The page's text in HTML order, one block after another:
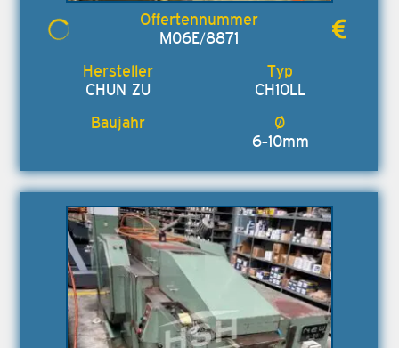
M06E/8871
CHUN ZU CH10LL
6-10mm